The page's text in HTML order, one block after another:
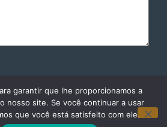
garantir que lhe proporcionamos a
nosso site. Se você continuar a usar
que você está satisfeito com ele.